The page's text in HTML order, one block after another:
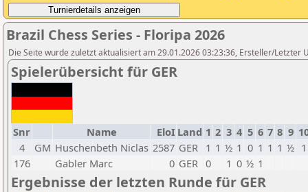
Brazil Chess Series - Floripa 2026
Die Seite wurde zuletzt aktualisiert am 29.01.2026 03:23:36, Ersteller/Letzter
Spielerübersicht für GER
Snr Name EloI Land 1 2 3 4 5 6 7 8 9
4
GM Huschenbeth Niclas 2587 GER 1 1 ½ 1 0 1 1 1 ½ 1
176
Gabler Marc 0 GER 0 1 0 ½ 1
Ergebnisse der letzten Runde für GER